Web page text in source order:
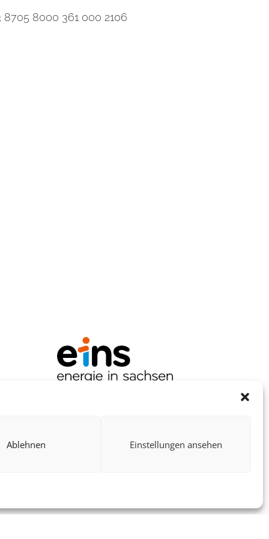
Ablehnen Einstellungen ansehen
8705 8000 361 000 2106